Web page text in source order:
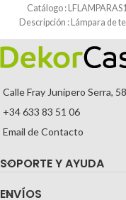
Catálogo :
Descripción : Lámpara de
hecha de varillas
Calle Fray Junípero Serra,
+34 633 83 51 06
Email de Contacto
SOPORTE Y AYUDA
ENVÍOS